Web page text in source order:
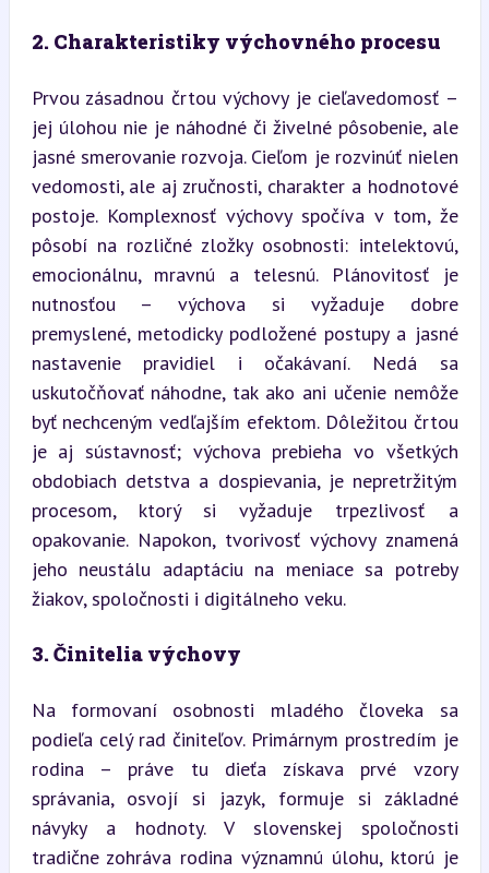
2. Charakteristiky výchovného procesu
Prvou zásadnou črtou výchovy je cieľavedomosť –
jej úlohou nie je náhodné či živelné pôsobenie, ale
jasné smerovanie rozvoja. Cieľom je rozvinúť nielen
vedomosti, ale aj zručnosti, charakter a hodnotové
postoje. Komplexnosť výchovy spočíva v tom, že
pôsobí na rozličné zložky osobnosti: intelektovú,
emocionálnu, mravnú a telesnú. Plánovitosť je
nutnosťou – výchova si vyžaduje dobre
premyslené, metodicky podložené postupy a jasné
nastavenie pravidiel i očakávaní. Nedá sa
uskutočňovať náhodne, tak ako ani učenie nemôže
byť nechceným vedľajším efektom. Dôležitou črtou
je aj sústavnosť; výchova prebieha vo všetkých
obdobiach detstva a dospievania, je nepretržitým
procesom, ktorý si vyžaduje trpezlivosť a
opakovanie. Napokon, tvorivosť výchovy znamená
jeho neustálu adaptáciu na meniace sa potreby
žiakov, spoločnosti i digitálneho veku.
3. Činitelia výchovy
Na formovaní osobnosti mladého človeka sa
podieľa celý rad činiteľov. Primárnym prostredím je
rodina – práve tu dieťa získava prvé vzory
správania, osvojí si jazyk, formuje si základné
návyky a hodnoty. V slovenskej spoločnosti
tradične zohráva rodina významnú úlohu, ktorú je